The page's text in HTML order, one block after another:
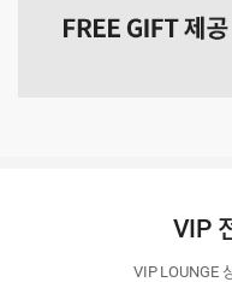
VIP
VIP LOUNGE